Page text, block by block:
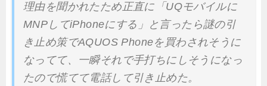
理由を聞かれたため正直に「UQモバイルに
MNPしてiPhoneにする」と言ったら謎の引
き止め策でAQUOS Phoneを買わされそうに
なってて、一瞬それで手打ちにしそうになっ
たので慌てて電話して引き止めた。